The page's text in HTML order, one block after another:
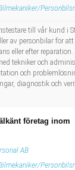
till vår kund i
av personbilar för
eller efter
tekniker och
och
diagnostik och
företag inom
AB